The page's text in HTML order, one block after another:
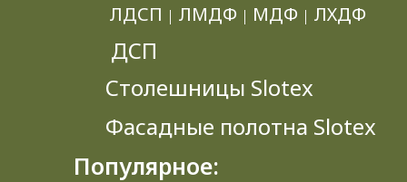
ЛДСП | ЛМДФ | МДФ | ЛХДФ
ДСП
Столешницы Slotex
Фасадные полотна Slotex
Популярное: